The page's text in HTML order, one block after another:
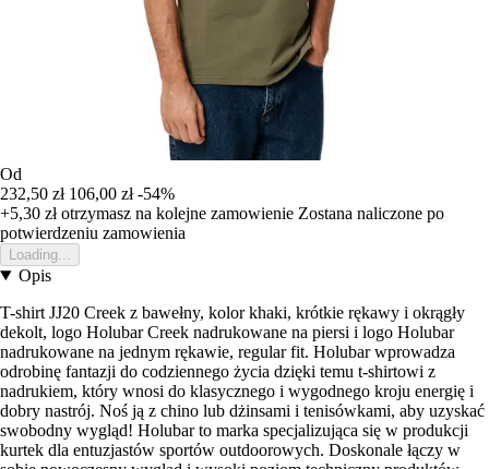
Od
232,50 zł 106,00 zł -54%
+5,30 złotrzymasz na kolejne zamowienie Zostana naliczone po
potwierdzeniu zamowienia
Loading...
Opis
T-shirt JJ20 Creek z bawełny, kolor khaki, krótkie rękawy i okrągły
dekolt, logo Holubar Creek nadrukowane na piersi i logo Holubar
nadrukowane na jednym rękawie, regular fit. Holubar wprowadza
odrobinę fantazji do codziennego życia dzięki temu t-shirtowi z
nadrukiem, który wnosi do klasycznego i wygodnego kroju energię i
dobry nastrój. Noś ją z chino lub dżinsami i tenisówkami, aby uzyskać
swobodny wygląd! Holubar to marka specjalizująca się w produkcji
kurtek dla entuzjastów sportów outdoorowych. Doskonale łączy w